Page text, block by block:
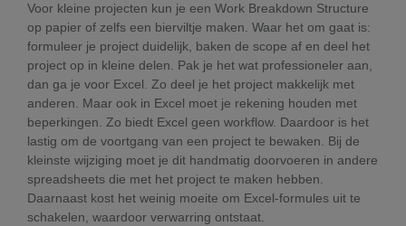
Voor kleine projecten kun je een Work Breakdown Structure
op papier of zelfs een bierviltje maken. Waar het om gaat is:
formuleer je project duidelijk, baken de scope af en deel het
project op in kleine delen. Pak je het wat professioneler aan,
dan ga je voor Excel. Zo deel je het project makkelijk met
anderen. Maar ook in Excel moet je rekening houden met
beperkingen. Zo biedt Excel geen workflow. Daardoor is het
lastig om de voortgang van een project te bewaken. Bij de
kleinste wijziging moet je dit handmatig doorvoeren in andere
spreadsheets die met het project te maken hebben.
Daarnaast kost het weinig moeite om Excel-formules uit te
schakelen, waardoor verwarring ontstaat.